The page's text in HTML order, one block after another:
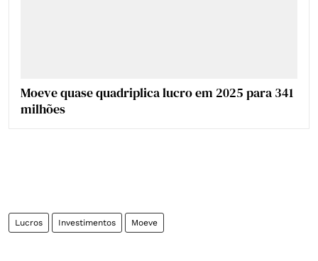
Moeve quase quadriplica lucro em 2025 para 341
milhões
Lucros Investimentos Moeve